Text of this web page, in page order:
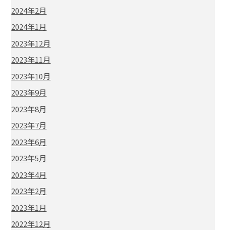
2024年2月
2024年1月
2023年12月
2023年11月
2023年10月
2023年9月
2023年8月
2023年7月
2023年6月
2023年5月
2023年4月
2023年2月
2023年1月
2022年12月